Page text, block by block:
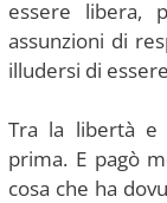
essere libera,
assunzioni di
illudersi di
Tra la libertà e
prima. E pagò
cosa che ha